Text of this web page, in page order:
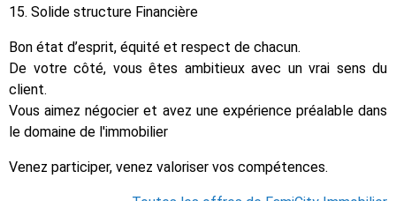
Solide structure Financière
Bon état d’esprit, équité et respect de chacun.
De votre côté, vous êtes ambitieux avec un vrai sens du
client.
Vous aimez négocier et avez une expérience préalable dans
le domaine de l'immobilier
Venez participer, venez valoriser vos compétences.